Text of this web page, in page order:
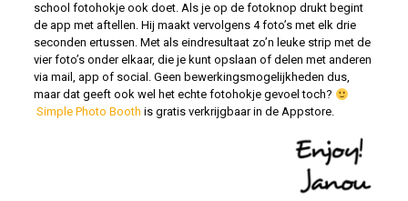
school fotohokje ook doet. Als je op de fotoknop drukt begint
de app met aftellen. Hij maakt vervolgens 4 foto’s met elk drie
seconden ertussen. Met als eindresultaat zo’n leuke strip met de
vier foto’s onder elkaar, die je kunt opslaan of delen met anderen
via mail, app of social. Geen bewerkingsmogelijkheden dus,
maar dat geeft ook wel het echte fotohokje gevoel toch?
Simple Photo Booth is gratis verkrijgbaar in de Appstore.